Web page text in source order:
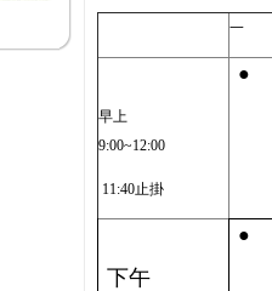
一
早上
9:00~12:00
11:40止掛
●
下午
●